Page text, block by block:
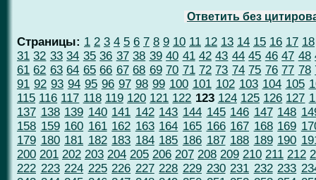
Ответить без
Страницы: 1 2 3 4 5 6 7 8 9 10 11 12 13 14 15 16 17 18
31 32 33 34 35 36 37 38 39 40 41 42 43 44 45 46 47 48
61 62 63 64 65 66 67 68 69 70 71 72 73 74 75 76 77 78
91 92 93 94 95 96 97 98 99 100 101 102 103 104 105
115 116 117 118 119 120 121 122 123 124 125 126 127
137 138 139 140 141 142 143 144 145 146 147 148
158 159 160 161 162 163 164 165 166 167 168 169
179 180 181 182 183 184 185 186 187 188 189 190
200 201 202 203 204 205 206 207 208 209 210 211 212
222 223 224 225 226 227 228 229 230 231 232 233